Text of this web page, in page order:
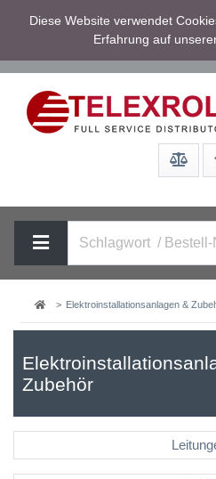
Elektroinstallationsanlagen &
Zubehör
Diese Website verwendet
Erfahrung auf